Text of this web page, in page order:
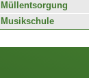
Müllentsorgung
Musikschule